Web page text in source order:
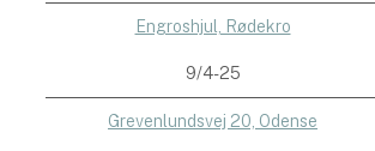
Engroshjul, Rødekro
9/4-25
Grevenlundsvej 20, Odense